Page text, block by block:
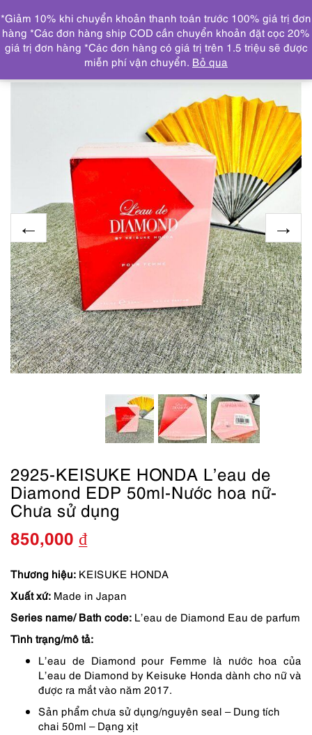
DANH MỤC
Trang chủ NƯỚC HOA
2925-KEISUKE HONDA L’eau
de Diamond EDP 50ml-Nước hoa nữ-Chưa sử dụng
2925-KEISUKE HONDA L’eau de
Diamond EDP 50ml-Nước hoa nữ-
Chưa sử dụng
850,000 ₫
Thương hiệu: KEISUKE HONDA
Xuất xứ: Made in Japan
Series name/ Bath code: L’eau de Diamond Eau de parfum
Tình trạng/mô tả:
L’eau de Diamond pour Femme là nước hoa của
L’eau de Diamond by Keisuke Honda dành cho nữ và
được ra mắt vào năm 2017.
Sản phẩm chưa sử dụng/nguyên seal – Dung tích
chai 50ml – Dạng xịt
*Giảm 10% khi chuyển khoản thanh toán trước 100% giá trị đơn
hàng *Các đơn hàng ship COD cần chuyển khoản đặt cọc 20%
giá trị đơn hàng *Các đơn hàng có giá trị trên 1.5 triệu sẽ được
miễn phí vận chuyển. Bỏ qua